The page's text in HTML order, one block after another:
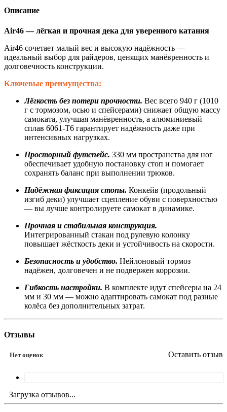
Описание
Air46 — лёгкая и прочная дека для уверенного катания
Air46 сочетает малый вес и высокую надёжность —
идеальный выбор для райдеров, ценящих манёвренность и
долговечность конструкции.
Ключевые преимущества:
Лёгкость без потери прочности. Вес всего 940 г (1010
г с тормозом, осью и спейсерами) снижает общую массу
самоката, улучшая манёвренность, а алюминиевый
сплав 6061‑T6 гарантирует надёжность даже при
интенсивных нагрузках.
Просторный футспейс. 330 мм пространства для ног
обеспечивает удобную постановку стоп и помогает
сохранять баланс при выполнении трюков.
Надёжная фиксация стопы. Конкейв (продольный
изгиб деки) улучшает сцепление обуви с поверхностью
— вы лучше контролируете самокат в динамике.
Прочная и стабильная конструкция.
Интегрированный стакан под рулевую колонку
повышает жёсткость деки и устойчивость на скорости.
Безопасность и удобство. Нейлоновый тормоз
надёжен, долговечен и не подвержен коррозии.
Гибкость настройки. В комплекте идут спейсеры на 24
мм и 30 мм — можно адаптировать самокат под разные
колёса без дополнительных затрат.
Отзывы
Нет оценок Оставить отзыв
Загрузка отзывов...